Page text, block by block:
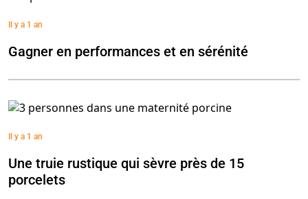
Il y a 1 an
Gagner en performances et en sérénité
Il y a 1 an
Une truie rustique qui sèvre près de 15
porcelets